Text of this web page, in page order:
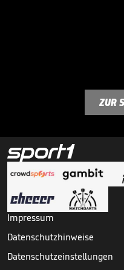
ZUR
Impressum
Datenschutzhinweise
Datenschutzeinstellungen